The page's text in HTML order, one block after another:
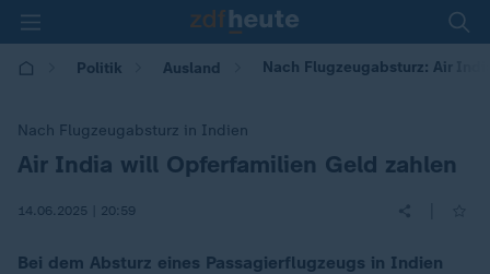
Politik Ausland Nach Flugzeugabsturz: Air
Nach Flugzeugabsturz in Indien
:
Air India will Opferfamilien Geld zahlen
14.06.2025 | 20:59
Bei dem Absturz eines Passagierflugzeugs in Indien